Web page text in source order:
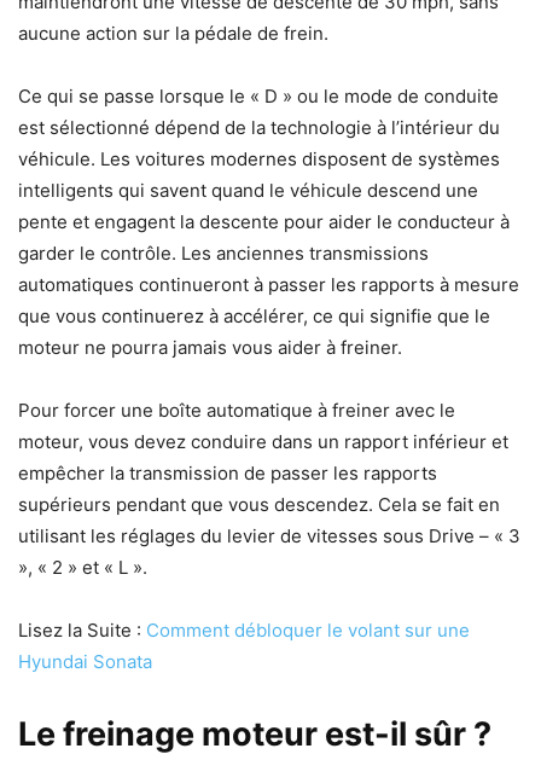
aucune action sur la pédale de frein.
Ce qui se passe lorsque le « D » ou le mode de conduite
est sélectionné dépend de la technologie à l’intérieur du
véhicule. Les voitures modernes disposent de systèmes
intelligents qui savent quand le véhicule descend une
pente et engagent la descente pour aider le conducteur à
garder le contrôle. Les anciennes transmissions
automatiques continueront à passer les rapports à mesure
que vous continuerez à accélérer, ce qui signifie que le
moteur ne pourra jamais vous aider à freiner.
Pour forcer une boîte automatique à freiner avec le
moteur, vous devez conduire dans un rapport inférieur et
empêcher la transmission de passer les rapports
supérieurs pendant que vous descendez. Cela se fait en
utilisant les réglages du levier de vitesses sous Drive – « 3
», « 2 » et « L ».
Lisez la Suite : Comment débloquer le volant sur une
Hyundai Sonata
Le freinage moteur est-il sûr ?